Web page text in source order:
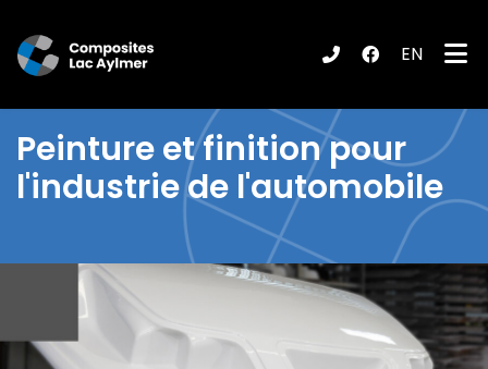
(Produits / Services )
EN
Peinture et finition pour
l'industrie de l'automobile